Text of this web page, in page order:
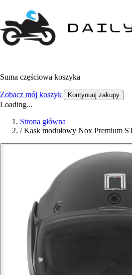
Suma częściowa koszyka
Zobacz mój koszyk Kontynuuj zakupy
Loading...
Strona główna
/ Kask modułowy Nox Premium